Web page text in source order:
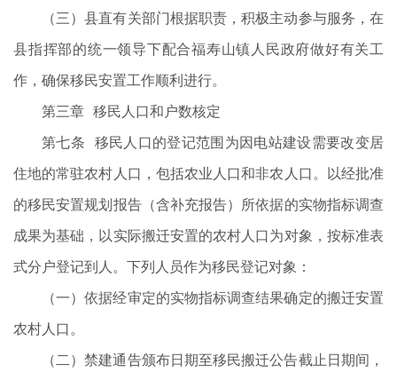
（三）县直有关部门根据职责，积极主动参与服务，在
县指挥部的统一领导下配合福寿山镇人民政府做好有关工
作，确保移民安置工作顺利进行。
第三章 移民人口和户数核定
第七条 移民人口的登记范围为因电站建设需要改变居
住地的常驻农村人口，包括农业人口和非农人口。以经批准
的移民安置规划报告（含补充报告）所依据的实物指标调查
成果为基础，以实际搬迁安置的农村人口为对象，按标准表
式分户登记到人。下列人员作为移民登记对象：
（一）依据经审定的实物指标调查结果确定的搬迁安置
农村人口。
（二）禁建通告颁布日期至移民搬迁公告截止日期间，